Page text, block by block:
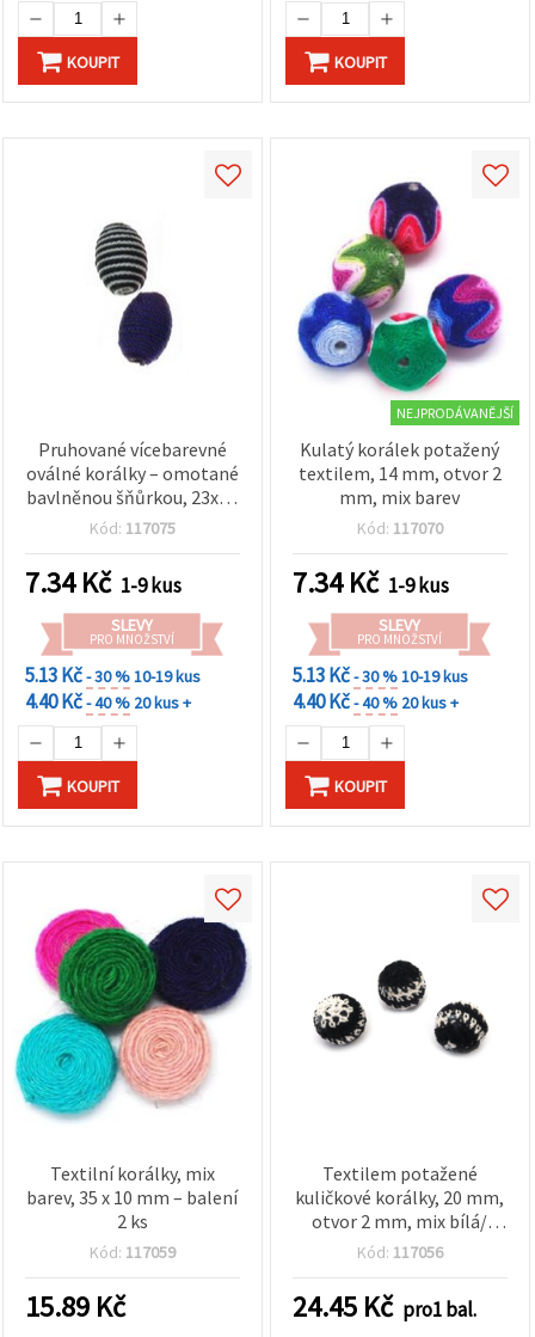
KOUPIT KOUPIT
Pruhované vícebarevné
oválné korálky – omotané
bavlněnou šňůrkou, 23x16
mm, průvlek 4 mm, mix
Kód: 117075
7.34Kč 1-9 kus
SLEVY
PRO MNOŽSTVÍ
5.13 Kč- 30 %10-19 kus
4.40 Kč- 40 % 20 kus +
KOUPIT
NEJPRODÁVANĚJŠÍ
Kulatý korálek potažený
textilem, 14 mm, otvor 2
mm, mix barev
Kód: 117070
7.34Kč 1-9 kus
SLEVY
PRO MNOŽSTVÍ
5.13 Kč- 30 %10-19 kus
4.40 Kč- 40 % 20 kus +
KOUPIT
Textilní korálky, mix
barev, 35 x 10 mm – balení
2 ks
Kód: 117059
15.89 Kč
Textilem potažené
kuličkové korálky, 20 mm,
otvor 2 mm, mix bílá/
černá, 5 ks
Kód: 117056
24.45 Kč pro1 bal.